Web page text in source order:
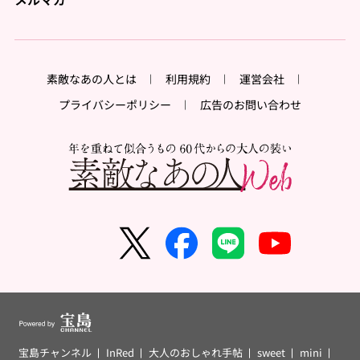
素敵なあの人とは 利用規約
運営会社
プライバシーポリシー
広告のお問い合わせ
宝島チャンネル InRed 大人のおしゃれ手帖 sweet mini